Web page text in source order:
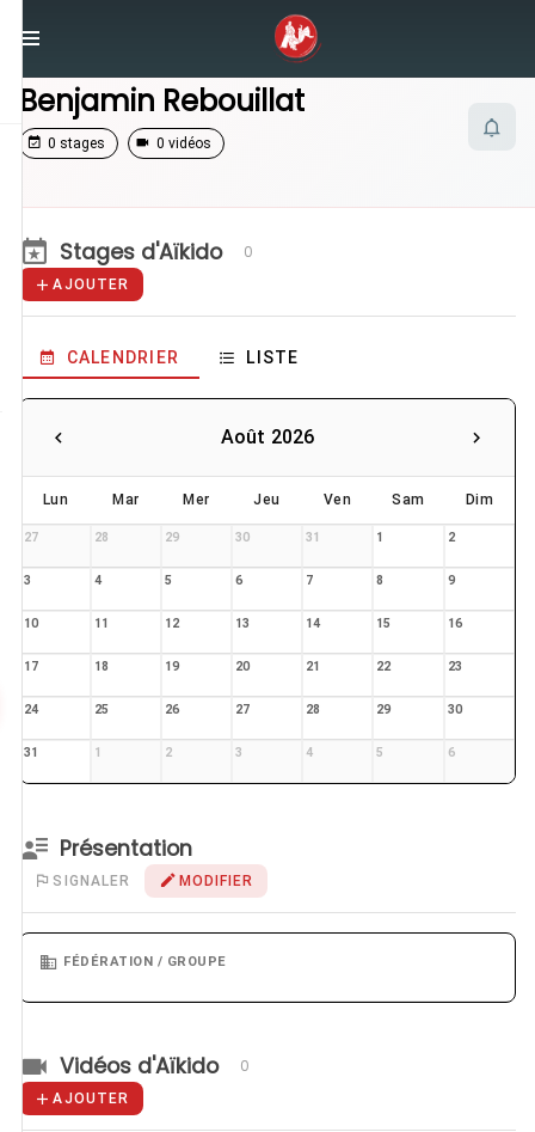
Benjamin Rebouillat
Benjamin Rebouillat
0 stages 0 vidéos
Stages d'Aïkido 0
AJOUTER
CALENDRIER LISTE
Août 2026
Lun Mar Mer Jeu Ven Sam Dim
27 28 29 30 31 1 2
3 4 5 6 7 8 9
10 11 12 13 14 15 16
17 18 19 20 21 22 23
24 25 26 27 28 29 30
31 1 2 3 4 5 6
Présentation
SIGNALER MODIFIER
FÉDÉRATION / GROUPE
Vidéos d'Aïkido 0
AJOUTER